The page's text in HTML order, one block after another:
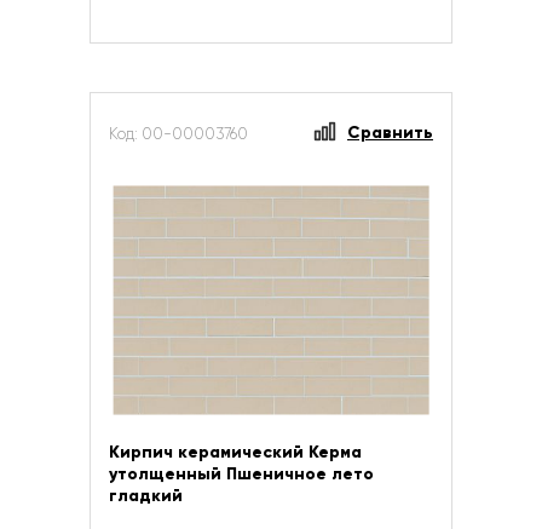
Код: 00-00003760 Сравнить
Кирпич керамический Керма
утолщенный Пшеничное лето
гладкий